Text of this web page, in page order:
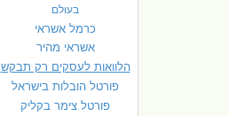
בעולם
כרמל אשראי
אשראי מהיר
הלוואות לעסקים רק תבקש
פורטל הובלות בישראל
פורטל צימר בקליק